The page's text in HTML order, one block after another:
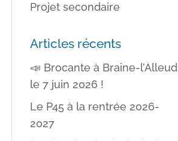
Projet secondaire
Articles récents
📣 Brocante à Braine-l’Alleud
le 7 juin 2026 !
Le P45 à la rentrée 2026-
2027